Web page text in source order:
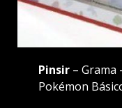
Pinsir – Grama
Pokémon